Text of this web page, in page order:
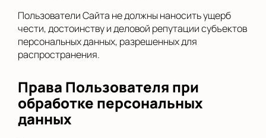
Пользователи Сайта не должны наносить ущерб
чести, достоинству и деловой репутации субъектов
персональных данных, разрешенных для
распространения.
Права Пользователя при
обработке персональных
данных